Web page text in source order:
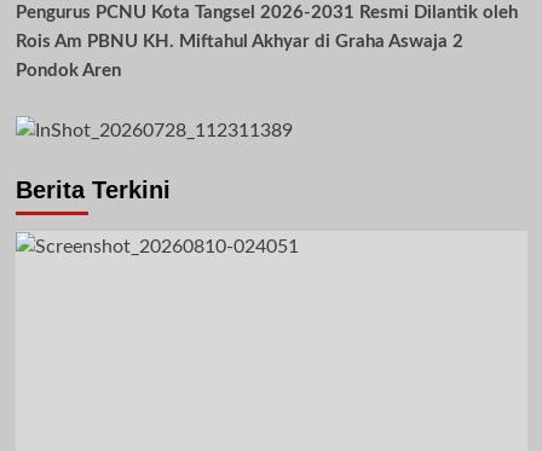
Pengurus PCNU Kota Tangsel 2026-2031 Resmi Dilantik oleh
Rois Am PBNU KH. Miftahul Akhyar di Graha Aswaja 2
Pondok Aren
Berita Terkini